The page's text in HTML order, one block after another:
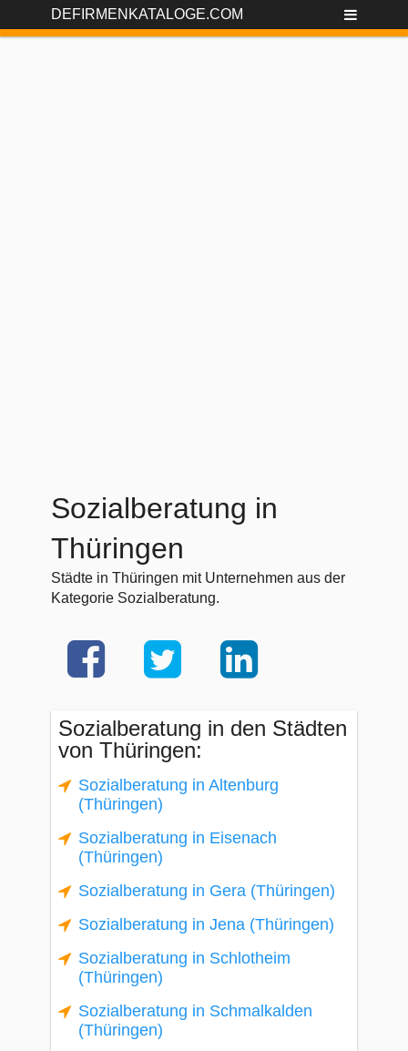
DEFIRMENKATALOGE.COM
Sozialberatung in
Thüringen
Städte in Thüringen mit Unternehmen aus der
Kategorie Sozialberatung.
Sozialberatung in den Städten
von Thüringen:
Sozialberatung in Altenburg
(Thüringen)
Sozialberatung in Eisenach
(Thüringen)
Sozialberatung in Gera (Thüringen)
Sozialberatung in Jena (Thüringen)
Sozialberatung in Schlotheim
(Thüringen)
Sozialberatung in Schmalkalden
(Thüringen)